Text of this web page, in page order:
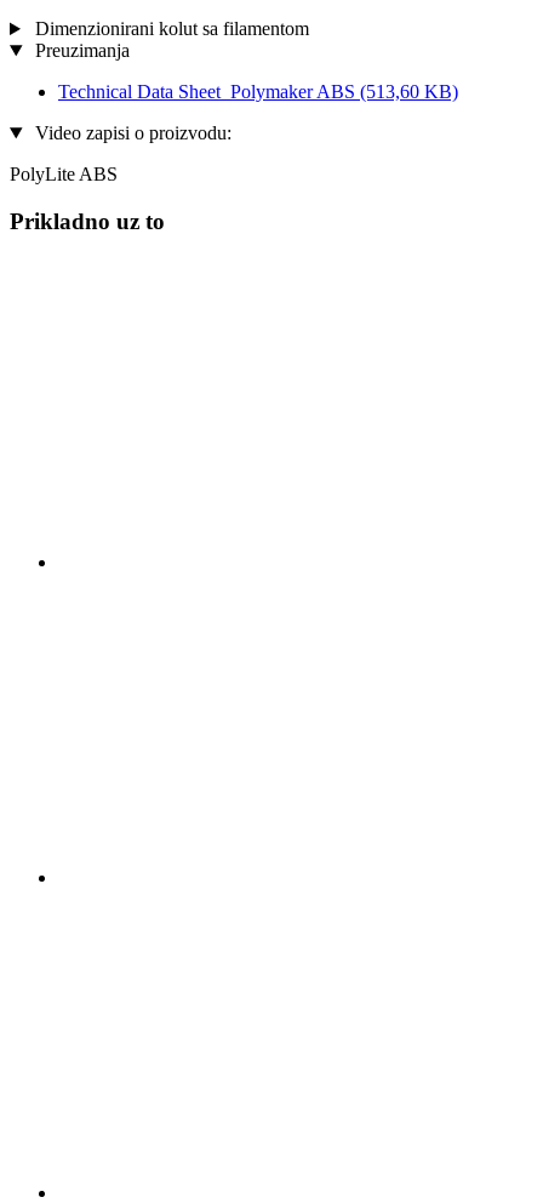
Dimenzionirani kolut sa filamentom
Preuzimanja
Technical Data Sheet_Polymaker ABS (513,60 KB)
Video zapisi o proizvodu:
PolyLite ABS
Prikladno uz to